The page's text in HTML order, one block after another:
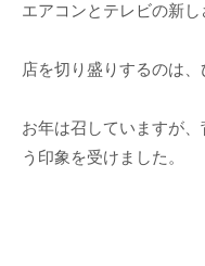
エアコンとテレビの新し
店を切り盛りするのは、
お年は召していますが
う印象を受けました。